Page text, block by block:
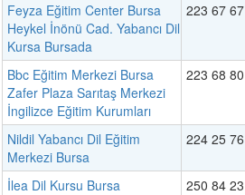
Feyza Eğitim Center Bursa
Heykel İnönü Cad. Yabancı Dil
Kursa Bursada
223 67 67
Bbc Eğitim Merkezi Bursa
Zafer Plaza Sarıtaş Merkezi
İngilizce Eğitim Kurumları
223 68 80
Nildil Yabancı Dil Eğitim
Merkezi Bursa
224 25 76
İlea Dil Kursu Bursa 250 84 23